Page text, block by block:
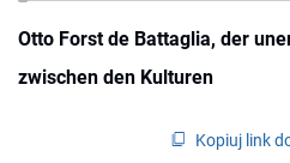
Otto Forst de Battaglia, der
zwischen den Kulturen
Kopiuj link